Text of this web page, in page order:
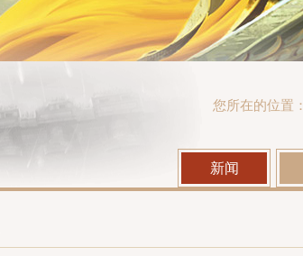
您所在的位置：
新闻